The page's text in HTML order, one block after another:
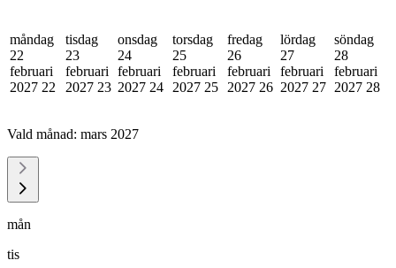
måndag
22
februari
2027 22
tisdag
23
februari
2027 23
onsdag
24
februari
2027 24
torsdag
25
februari
2027 25
fredag
26
februari
2027 26
lördag
27
februari
2027 27
söndag
28
februari
2027 28
Vald månad: mars 2027
mån
tis